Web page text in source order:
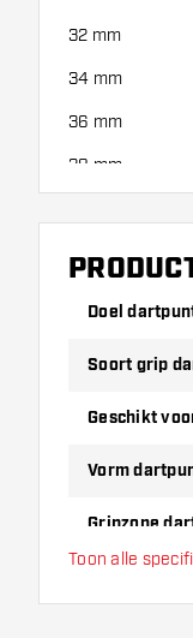
32 mm
34 mm
36 mm
38 mm
50 mm
60 mm
Let op!
: Deze
Doel
Soort grip
Geschikt
Vorm
Gripzone
Toon alle